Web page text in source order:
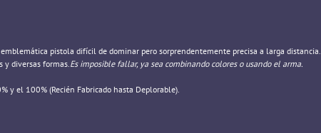
pistola difícil de dominar pero sorprendentemente precisa a larga distancia.
y diversas formas.Es imposible fallar, ya sea combinando colores o usando el arma.
y el 100% (Recién Fabricado hasta Deplorable).